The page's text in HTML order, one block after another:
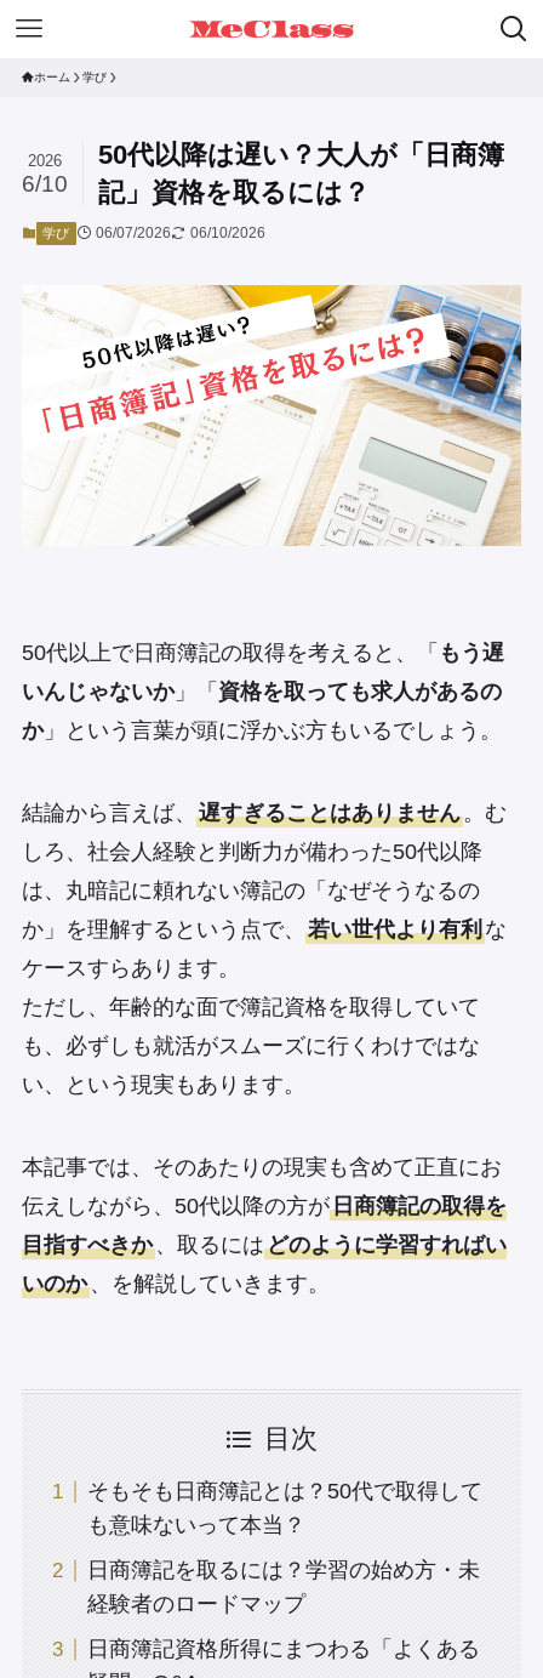
ホーム 学び
50代以降は遅い？大人が「日商簿
記」資格を取るには？
2026
6/10
学び 06/07/2026 06/10/2026
50代以上で日商簿記の取得を考えると、「 もう遅
いんじゃないか」「 資格を取っても求人があるの
か」という言葉が頭に浮かぶ方もいるでしょう。
結論から言えば、 遅すぎることはありません。む
しろ、社会人経験と判断力が備わった50代以降
は、丸暗記に頼れない簿記の「なぜそうなるの
か」を理解するという点で、 若い世代より有利な
ケースすらあります。
ただし、年齢的な面で簿記資格を取得していて
も、必ずしも就活がスムーズに行くわけではな
い、という現実もあります。
本記事では、そのあたりの現実も含めて正直にお
伝えしながら、50代以降の方が日商簿記の取得を
目指すべきか、取るにはどのように学習すればい
いのか、を解説していきます。
目次
そもそも日商簿記とは？50代で取得して
も意味ないって本当？
日商簿記を取るには？学習の始め方・未
経験者のロードマップ
日商簿記資格所得にまつわる「よくある